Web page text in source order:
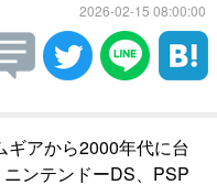
2026-02-15 08:00:00
アから2000年代に台
ンテンドーDS、PSP